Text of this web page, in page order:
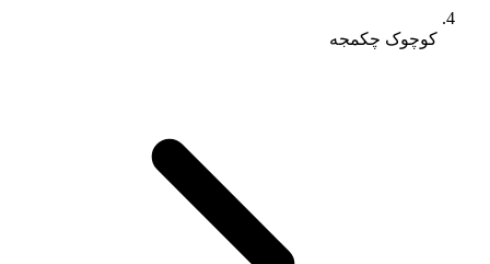
کوچوک چکمجه